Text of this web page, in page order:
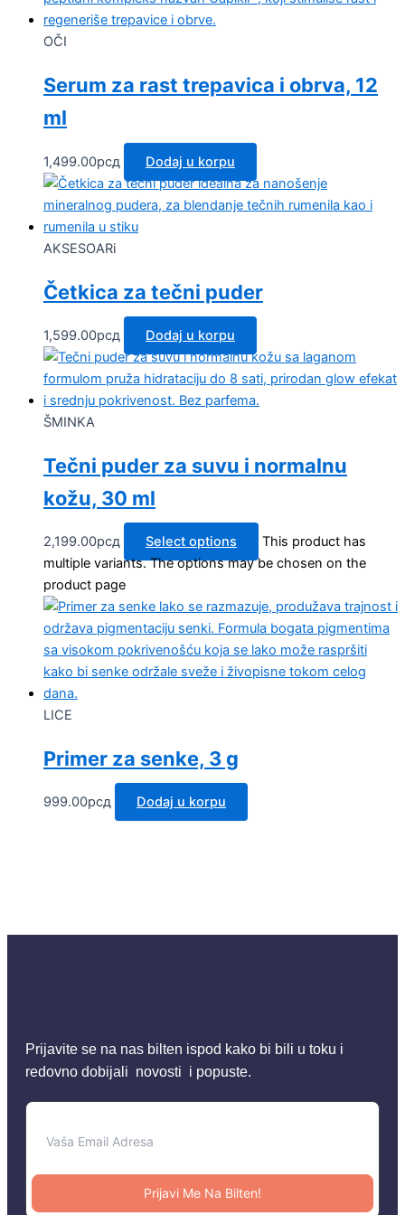
OČI
Serum za rast trepavica i obrva, 12
ml
1,499.00рсд Dodaj u korpu
AKSESOARi
Četkica za tečni puder
1,599.00рсд Dodaj u korpu
ŠMINKA
Tečni puder za suvu i normalnu
kožu, 30 ml
2,199.00рсд Select options
This product has
multiple variants. The options may be chosen on the
product page
LICE
Primer za senke, 3 g
999.00рсд Dodaj u korpu
Prijavite se na nas bilten ispod kako bi bili u toku i
redovno dobijali novosti i popuste.
Prijavi Me Na Bilten!